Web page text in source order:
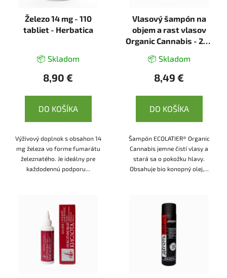
Železo 14 mg - 110
tabliet - Herbatica
📦 Skladom
8,90 €
DO KOŠÍKA
Výživový doplnok s obsahon 14
mg železa vo forme fumarátu
železnatého. Je ideálny pre
každodennú podporu...
Vlasový šampón na
objem a rast vlasov
Organic Cannabis - 250
📦 Skladom
8,49 €
DO KOŠÍKA
Šampón ECOLATIER® Organic
Cannabis jemne čistí vlasy a
stará sa o pokožku hlavy.
Obsahuje bio konopný olej,...